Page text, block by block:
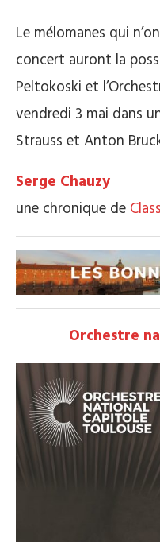
Le mélomanes qui
concert auront la
Peltokoski et
vendredi 3 mai dans
Strauss et Anton
Serge Chauzy
une chronique de
Orchestre